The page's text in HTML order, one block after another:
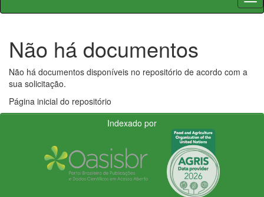
Não há documentos
Não há documentos disponíveis no repositório de acordo com a
sua solicitação.
Página inicial do repositório
Indexado por